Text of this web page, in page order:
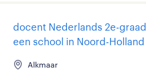
docent Nederlands 2e-
een school in Noord-Holland
Alkmaar